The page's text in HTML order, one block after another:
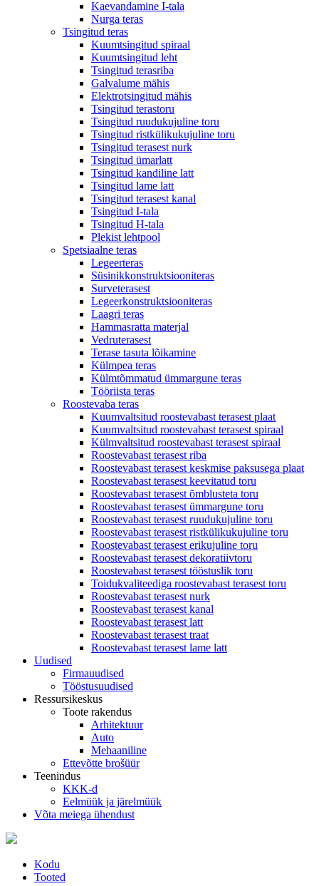
Kaevandamine I-tala
Nurga teras
Tsingitud teras
Kuumtsingitud spiraal
Kuumtsingitud leht
Tsingitud terasriba
Galvalume mähis
Elektrotsingitud mähis
Tsingitud terastoru
Tsingitud ruudukujuline toru
Tsingitud ristkülikukujuline toru
Tsingitud terasest nurk
Tsingitud ümarlatt
Tsingitud kandiline latt
Tsingitud lame latt
Tsingitud terasest kanal
Tsingitud I-tala
Tsingitud H-tala
Plekist lehtpool
Spetsiaalne teras
Legeerteras
Süsinikkonstruktsiooniteras
Surveterasest
Legeerkonstruktsiooniteras
Laagri teras
Hammasratta materjal
Vedruterasest
Terase tasuta lõikamine
Külmpea teras
Külmtõmmatud ümmargune teras
Tööriista teras
Roostevaba teras
Kuumvaltsitud roostevabast terasest plaat
Kuumvaltsitud roostevabast terasest spiraal
Külmvaltsitud roostevabast terasest spiraal
Roostevabast terasest riba
Roostevabast terasest keskmise paksusega plaat
Roostevabast terasest keevitatud toru
Roostevabast terasest õmblusteta toru
Roostevabast terasest ümmargune toru
Roostevabast terasest ruudukujuline toru
Roostevabast terasest ristkülikukujuline toru
Roostevabast terasest erikujuline toru
Roostevabast terasest dekoratiivtoru
Roostevabast terasest tööstuslik toru
Toidukvaliteediga roostevabast terasest toru
Roostevabast terasest nurk
Roostevabast terasest kanal
Roostevabast terasest latt
Roostevabast terasest traat
Roostevabast terasest lame latt
Uudised
Firmauudised
Tööstusuudised
Ressursikeskus
Toote rakendus
Arhitektuur
Auto
Mehaaniline
Ettevõtte brošüür
Teenindus
KKK-d
Eelmüük ja järelmüük
Võta meiega ühendust
Kodu
Tooted